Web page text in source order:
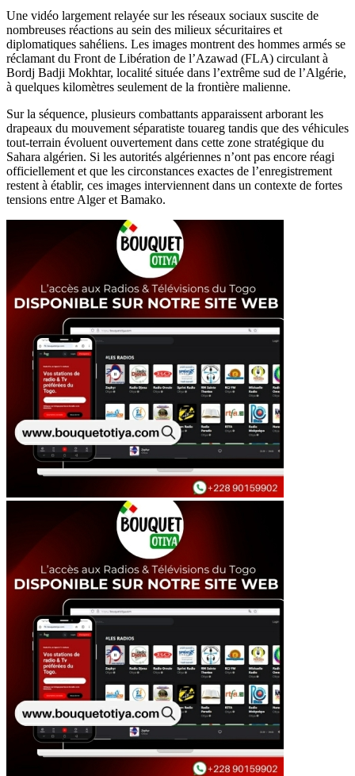
Message
Une vidéo largement relayée sur les réseaux sociaux suscite de
nombreuses réactions au sein des milieux sécuritaires et
diplomatiques sahéliens. Les images montrent des hommes armés se
réclamant du Front de Libération de l’Azawad (FLA) circulant à
Bordj Badji Mokhtar, localité située dans l’extrême sud de l’Algérie,
à quelques kilomètres seulement de la frontière malienne.
Sur la séquence, plusieurs combattants apparaissent arborant les
drapeaux du mouvement séparatiste touareg tandis que des véhicules
tout-terrain évoluent ouvertement dans cette zone stratégique du
Sahara algérien. Si les autorités algériennes n’ont pas encore réagi
officiellement et que les circonstances exactes de l’enregistrement
restent à établir, ces images interviennent dans un contexte de fortes
tensions entre Alger et Bamako.